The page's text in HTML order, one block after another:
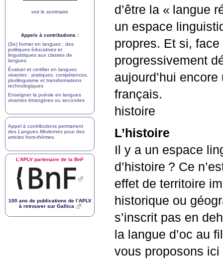
d’être la « langue
un espace
propres. Et si, face
progressivement
aujourd’hui
français.
histoire
L’histoire
Il y a un espace
d’histoire ? Ce
effet de territoire
historique ou
s’inscrit pas en
la langue d’oc au
vous proposons ici
voir le sommaire
Appels à contributions :
(Se) former en langues : des
politiques éducatives et
linguistiques aux classes de
langues
Évaluer et certifier en langues
vivantes : pratiques, compétences,
plurilinguisme et transformations
technologiques
Enseigner la poésie en langues
vivantes étrangères ou secondes
Appel à contributions permanent
des Langues Modernes pour des
articles hors-thèmes
L’APLV partenaire de la BnF
100 ans de publications de l’APLV
à retrouver sur Gallica